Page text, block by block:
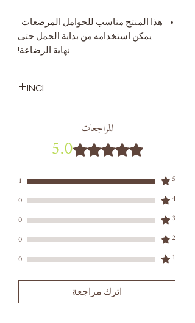
هذا المنتج مناسب للحوامل المرضعات
يمكن استخدامه من بداية الحمل حتى
نهاية الرضاعة!
INCI
oil, argania spinosa kernel
oil, triticum vulgare germ oil,
tocopherol
المراجعات
تم التقييم بـ 5 من أصل 5 نجوم. 5.0
5
1
4
0
3
0
2
0
1
0
اترك مراجعة